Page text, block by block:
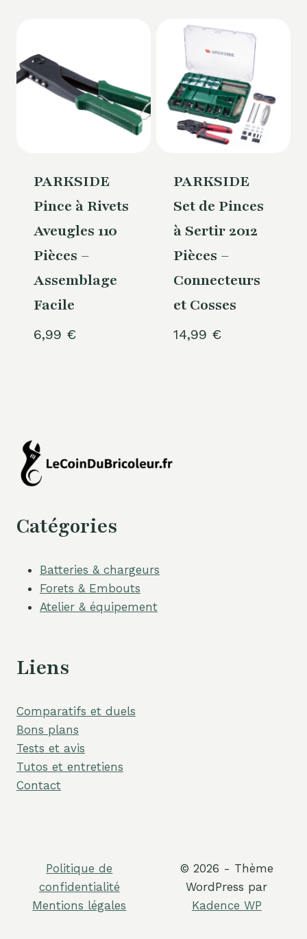
PARKSIDE
Pince à Rivets
Aveugles 110
Pièces –
Assemblage
Facile
6,99 €
PARKSIDE
Set de Pinces
à Sertir 2012
Pièces –
Connecteurs
et Cosses
14,99 €
Catégories
Batteries & chargeurs
Forets & Embouts
Atelier & équipement
Liens
Comparatifs et duels
Bons plans
Tests et avis
Tutos et entretiens
Contact
Politique de
confidentialité
Mentions légales
© 2026 - Thème
WordPress par
Kadence WP